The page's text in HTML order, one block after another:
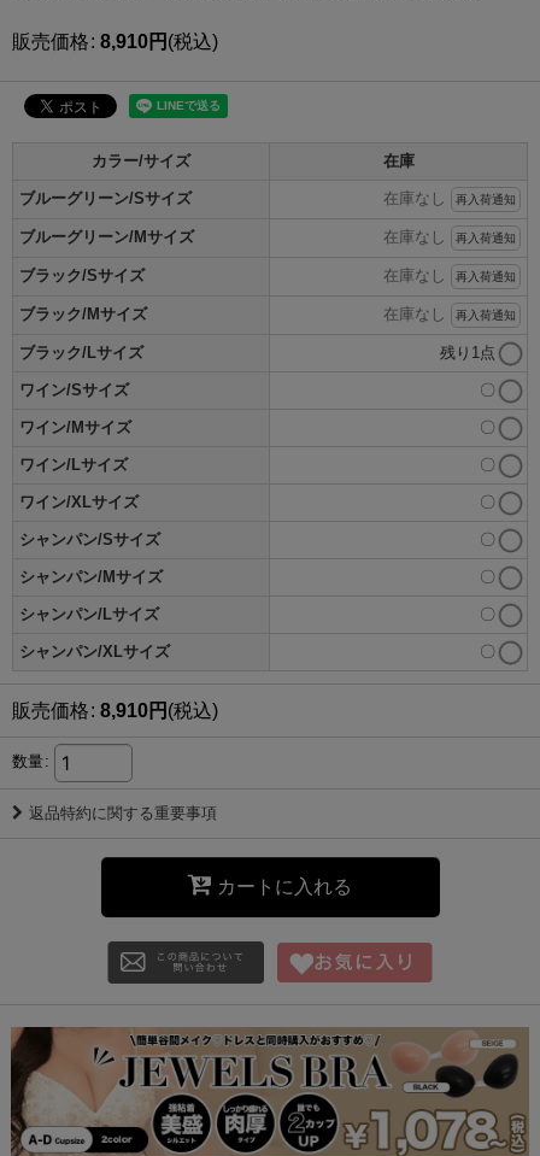
販売価格: 8,910円 (税込)
カラー/サイズ 在庫
ブルーグリーン/Sサイズ 在庫なし 再入荷通知
ブルーグリーン/Mサイズ 在庫なし 再入荷通知
ブラック/Sサイズ 在庫なし 再入荷通知
ブラック/Mサイズ 在庫なし 再入荷通知
ブラック/Lサイズ 残り1点
ワイン/Sサイズ 〇
ワイン/Mサイズ 〇
ワイン/Lサイズ 〇
ワイン/XLサイズ 〇
シャンパン/Sサイズ 〇
シャンパン/Mサイズ 〇
シャンパン/Lサイズ 〇
シャンパン/XLサイズ 〇
販売価格: 8,910円 (税込)
数量:
返品特約に関する重要事項
カートに入れる